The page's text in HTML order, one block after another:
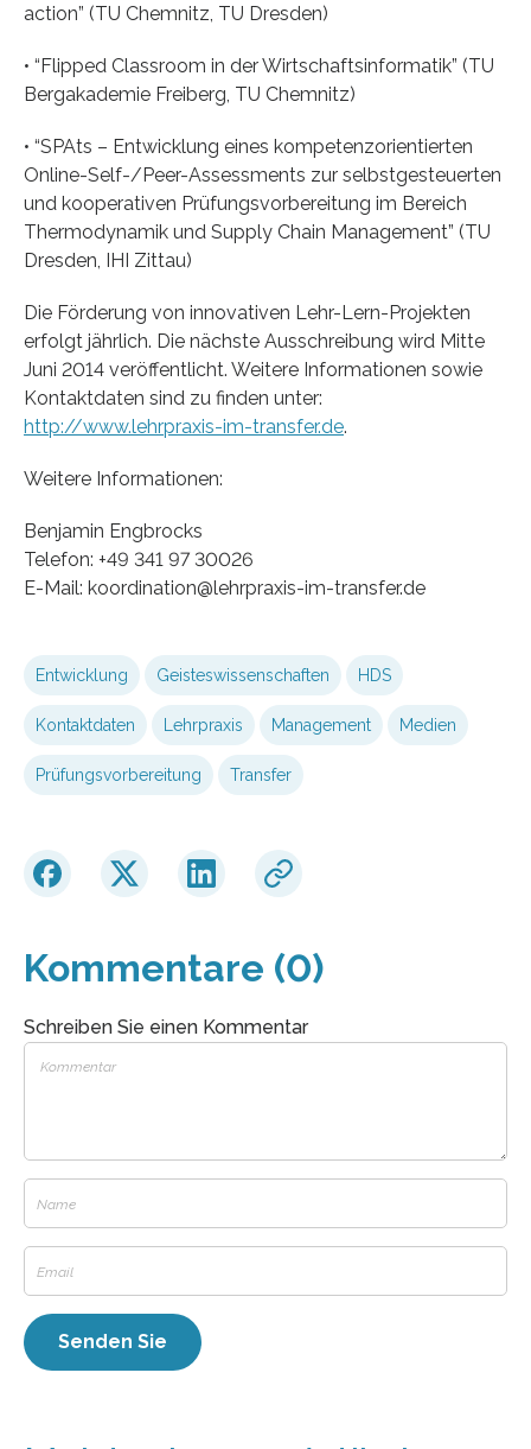
action” (TU Chemnitz, TU Dresden)
• “Flipped Classroom in der Wirtschaftsinformatik” (TU
Bergakademie Freiberg, TU Chemnitz)
• “SPAts – Entwicklung eines kompetenzorientierten
Online-Self-/Peer-Assessments zur selbstgesteuerten
und kooperativen Prüfungsvorbereitung im Bereich
Thermodynamik und Supply Chain Management” (TU
Dresden, IHI Zittau)
Die Förderung von innovativen Lehr-Lern-Projekten
erfolgt jährlich. Die nächste Ausschreibung wird Mitte
Juni 2014 veröffentlicht. Weitere Informationen sowie
Kontaktdaten sind zu finden unter:
http://www.lehrpraxis-im-transfer.de.
Weitere Informationen:
Benjamin Engbrocks
Telefon: +49 341 97 30026
E-Mail: koordination@lehrpraxis-im-transfer.de
Entwicklung Geisteswissenschaften HDS
Kontaktdaten Lehrpraxis Management Medien
Prüfungsvorbereitung Transfer
Kommentare (0)
Schreiben Sie einen Kommentar